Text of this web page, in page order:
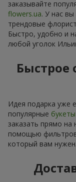
заказывайте
flowers.ua. У нас
трендовые
Быстро, удобно и
любой уголок
Быстрое
Идея подарка уже
популярные
заказать прямо на
помощью
который вам нужен.